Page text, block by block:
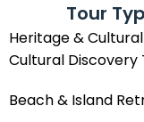
Tour
Heritage &
Cultural Discovery
Beach & Island